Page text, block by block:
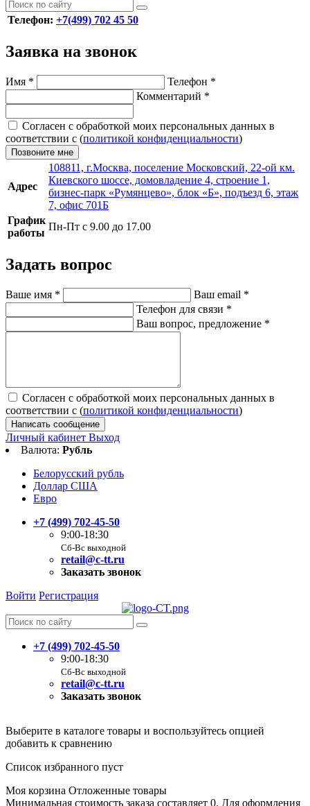
Телефон: +7(499) 702 45 50
Заявка на звонок
Имя * Телефон *
Комментарий *
Согласен с обработкой моих персональных данных в
соответствии с (политикой конфиденциальности)
Позвоните мне
Адрес
108811, г.Москва, поселение Московский, 22-ой км.
Киевского шоссе, домовладение 4, строение 1,
бизнес-парк «Румянцево», блок «Б», подъезд 6, этаж
7, офис 701Б
График
работы
Пн-Пт с 9.00 до 17.00
Задать вопрос
Ваше имя * Ваш email *
Телефон для связи *
Ваш вопрос, предложение *
Согласен с обработкой моих персональных данных в
соответствии с (политикой конфиденциальности)
Написать сообщение
Личный кабинет Выход
Валюта: Рубль
Белорусский рубль
Доллар США
Евро
+7 (499) 702-45-50
9:00-18:30
Сб-Вс выходной
retail@c-tt.ru
Заказать звонок
Войти Регистрация
+7 (499) 702-45-50
9:00-18:30
Сб-Вс выходной
retail@c-tt.ru
Заказать звонок
Выберите в каталоге товары и воспользуйтесь опцией
добавить к сравнению
Список избранного пуст
Моя корзина Отложенные товары
Минимальная стоимость заказа составляет 0. Для оформления